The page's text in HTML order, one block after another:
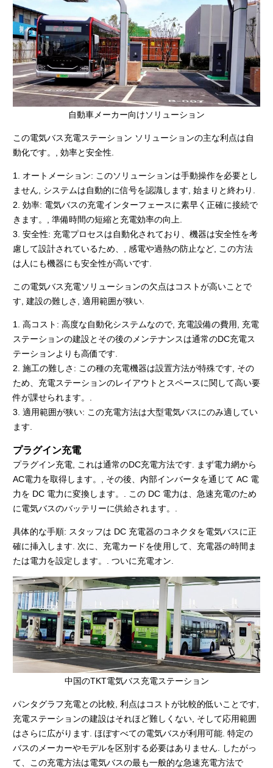
自動車メーカー向けソリューション
この電気バス充電ステーション ソリューションの主な利点は自
動化です。, 効率と安全性.
1. オートメーション: このソリューションは手動操作を必要とし
ません, システムは自動的に信号を認識します, 始まりと終わり.
2. 効率: 電気バスの充電インターフェースに素早く正確に接続で
きます。, 準備時間の短縮と充電効率の向上.
3. 安全性: 充電プロセスは自動化されており、機器は安全性を考
慮して設計されているため、, 感電や過熱の防止など, この方法
は人にも機器にも安全性が高いです.
この電気バス充電ソリューションの欠点はコストが高いことで
す, 建設の難しさ, 適用範囲が狭い.
1. 高コスト: 高度な自動化システムなので, 充電設備の費用, 充電
ステーションの建設とその後のメンテナンスは通常のDC充電ス
テーションよりも高価です.
2. 施工の難しさ: この種の充電機器は設置方法が特殊です, その
ため、充電ステーションのレイアウトとスペースに関して高い要
件が課せられます。.
3. 適用範囲が狭い: この充電方法は大型電気バスにのみ適してい
ます.
プラグイン充電
プラグイン充電, これは通常のDC充電方法です. まず電力網から
AC電力を取得します。, その後、内部インバータを通じて AC 電
力を DC 電力に変換します。. この DC 電力は、急速充電のため
に電気バスのバッテリーに供給されます。.
具体的な手順: スタッフは DC 充電器のコネクタを電気バスに正
確に挿入します. 次に、充電カードを使用して、充電器の時間ま
たは電力を設定します。. ついに充電オン.
中国のTKT電気バス充電ステーション
パンタグラフ充電との比較, 利点はコストが比較的低いことです,
充電ステーションの建設はそれほど難しくない, そして応用範囲
はさらに広がります. ほぼすべての電気バスが利用可能. 特定の
バスのメーカーやモデルを区別する必要はありません. したがっ
て、この充電方法は電気バスの最も一般的な急速充電方法で